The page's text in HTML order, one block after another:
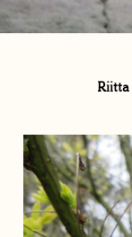
Riitta